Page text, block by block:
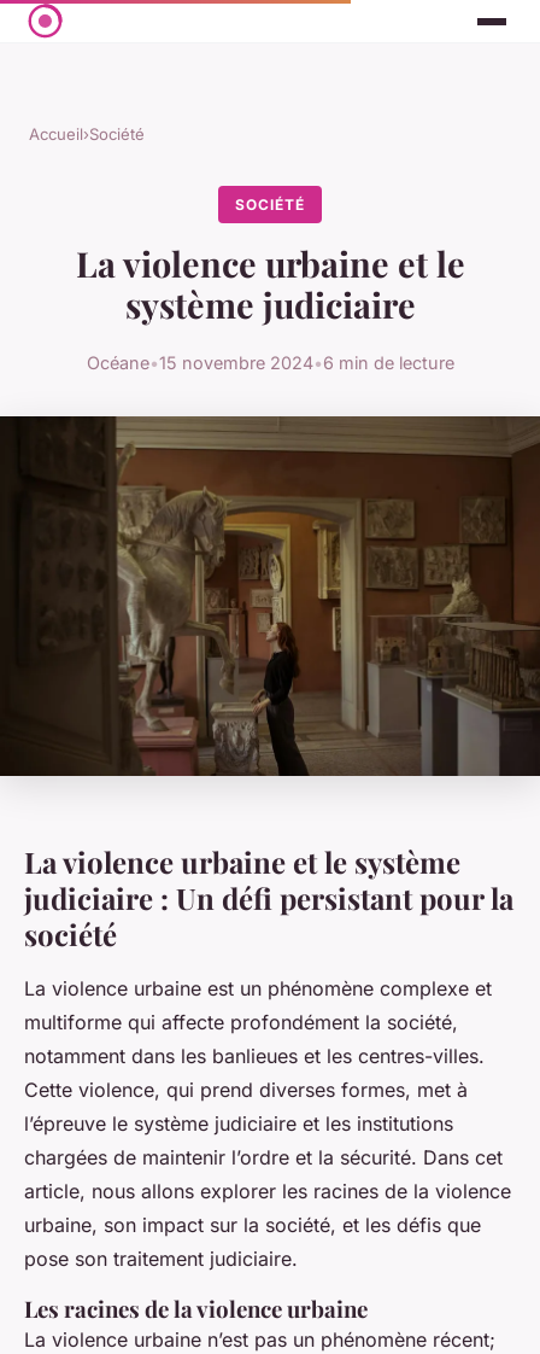
Accueil›Société
SOCIÉTÉ
La violence urbaine et le
système judiciaire
Océane•15 novembre 2024•6 min de lecture
La violence urbaine et le système
judiciaire : Un défi persistant pour la
société
La violence urbaine est un phénomène complexe et
multiforme qui affecte profondément la société,
notamment dans les banlieues et les centres-villes.
Cette violence, qui prend diverses formes, met à
l’épreuve le système judiciaire et les institutions
chargées de maintenir l’ordre et la sécurité. Dans cet
article, nous allons explorer les racines de la violence
urbaine, son impact sur la société, et les défis que
pose son traitement judiciaire.
Les racines de la violence urbaine
La violence urbaine n’est pas un phénomène récent;